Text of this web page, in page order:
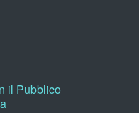
il Pubblico